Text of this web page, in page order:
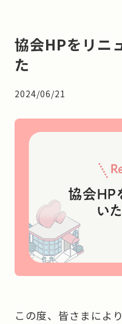
協会HPをリニ
た
2024/06/21
この度、皆さまによ